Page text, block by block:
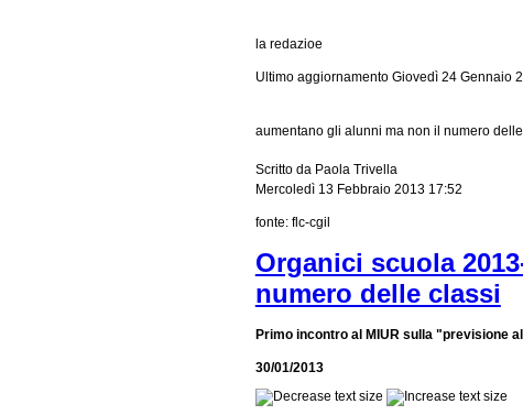
la redazioe
Ultimo aggiornamento Giovedì 24 Gennaio
aumentano gli alunni ma non il numero
Scritto da Paola Trivella
Mercoledì 13 Febbraio 2013 17:52
fonte: flc-cgil
Organici scuola
numero delle classi
Primo incontro al MIUR sulla "previsione
30/01/2013